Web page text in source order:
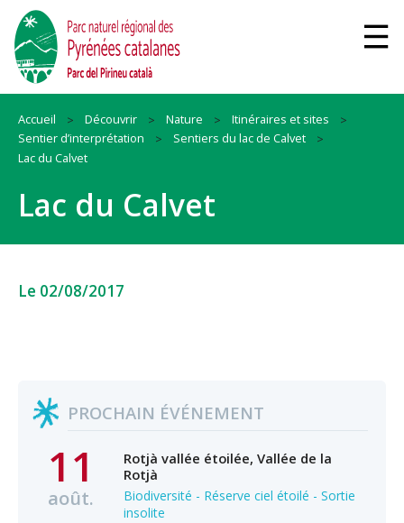
Accueil Découvrir Nature
Itinéraires et sites
Sentier d’interprétation
Sentiers du lac de Calvet
Lac du Calvet
Lac du Calvet
Le 02/08/2017
PROCHAIN ÉVÉNEMENT
11
août.
Rotjà vallée étoilée, Vallée de la
Rotjà
Biodiversité - Réserve ciel étoilé - Sortie
insolite